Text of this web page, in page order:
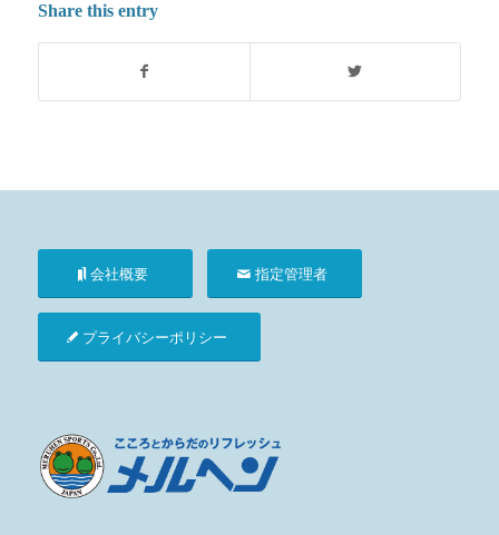
Share this entry
会社概要 指定管理者
プライバシーポリシー